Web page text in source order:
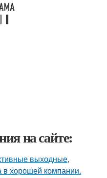
на сайте:
выходные,
в хорошей компании.